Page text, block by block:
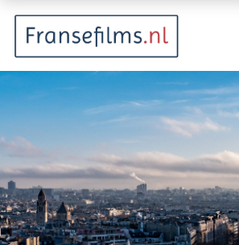
Animatie
Documentaire
Drama
Fantasy